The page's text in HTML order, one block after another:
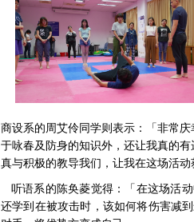
商设系的周艾伶同学则表示：「非常
于咏春及防身的知识外，还让我真的
真与积极的教导我们，让我在这场活动
听语系的陈奂菱觉得：「在这场活
还学到在被攻击时，该如何将伤害减